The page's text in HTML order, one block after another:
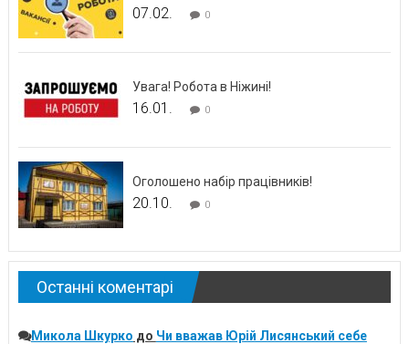
07.02. 0
Увага! Робота в Ніжині!
16.01. 0
Оголошено набір працівників!
20.10. 0
Останні коментарі
Микола Шкурко до Чи вважав Юрій Лисянський себе